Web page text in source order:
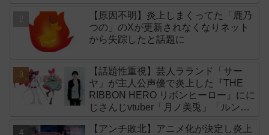
【原因不明】炎上しまくってた「鹿乃
つの」のXが更新されなくなりネット
から失踪したと話題に
【話題性重視】芸人ラランド「サー
ヤ」が主人公声優で炎上した『THE
RIBBON HERO リボンヒーロー』にに
じさんじvtuber「月ノ美兎」「ルンル
【アンチ敗北】アニメ化が決定し炎上